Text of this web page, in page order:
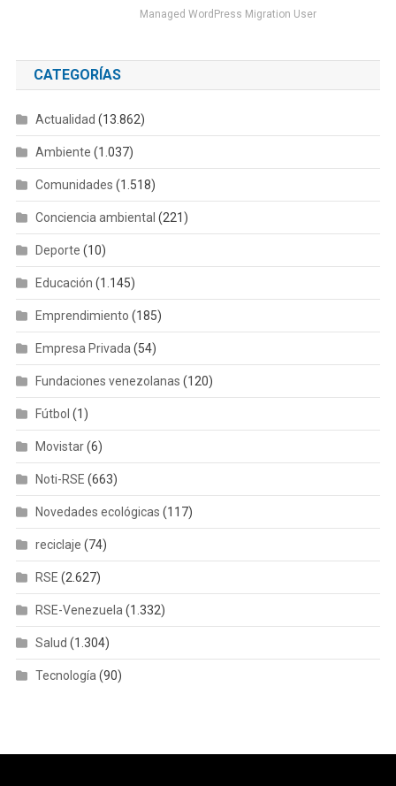
Managed WordPress Migration User
CATEGORÍAS
Actualidad (13.862)
Ambiente (1.037)
Comunidades (1.518)
Conciencia ambiental (221)
Deporte (10)
Educación (1.145)
Emprendimiento (185)
Empresa Privada(54)
Fundaciones venezolanas (120)
Fútbol (1)
Movistar(6)
Noti-RSE (663)
Novedades ecológicas (117)
reciclaje (74)
RSE (2.627)
RSE-Venezuela(1.332)
Salud (1.304)
Tecnología(90)